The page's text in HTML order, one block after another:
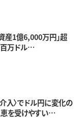
産1億6,000万円」超
百万ドル…
入〉でドル円に変化の
を受けやすい…